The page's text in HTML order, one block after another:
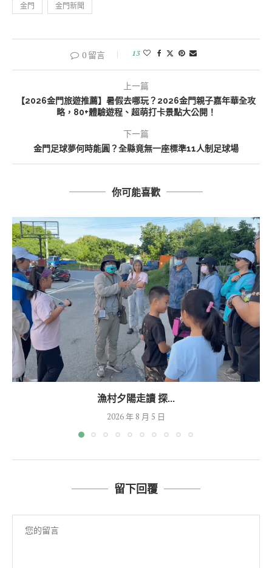
金門 金門新聞
0 留言 13
上一篇
【2026金門旅遊推薦】暑假去哪玩？2026金門親子嘉年華全攻
略，80+體驗遊程、超萌打卡景點大公開！
下一篇
金門足球夢何時能圓？全縣竟無一座標準11人制足球場
你可能喜歡
漁村夕陽走讀 探...
2026 年 8 月 5 日
留下回覆